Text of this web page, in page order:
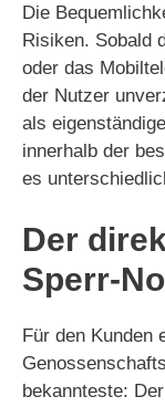
Die
Risiken. Sobald
oder das
der Nutzer
als
innerhalb der
es
Der
Sperr-
Für den Kunden
bekannteste: Der